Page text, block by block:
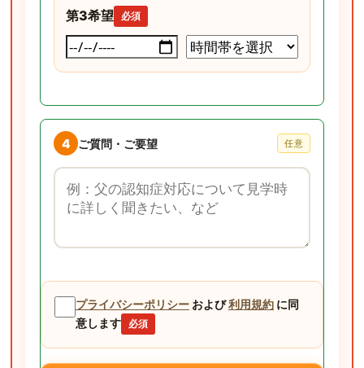
第3希望 必須
4 ご質問・ご要望 任意
ご質問・ご要望
プライバシーポリシー および利用規約 に同
意します
必須